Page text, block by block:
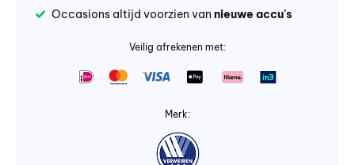
Occasions altijd voorzien van nieuwe accu's
Veilig afrekenen met:
Merk: